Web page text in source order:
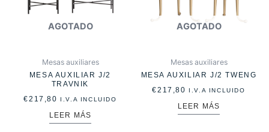
AGOTADO
Mesas auxiliares
MESA AUXILIAR J/2
TRAVNIK
€217,80 I.V.A INCLUIDO
LEER MÁS
AGOTADO
Mesas auxiliares
MESA AUXILIAR J/2 TWENG
€217,80 I.V.A INCLUIDO
LEER MÁS